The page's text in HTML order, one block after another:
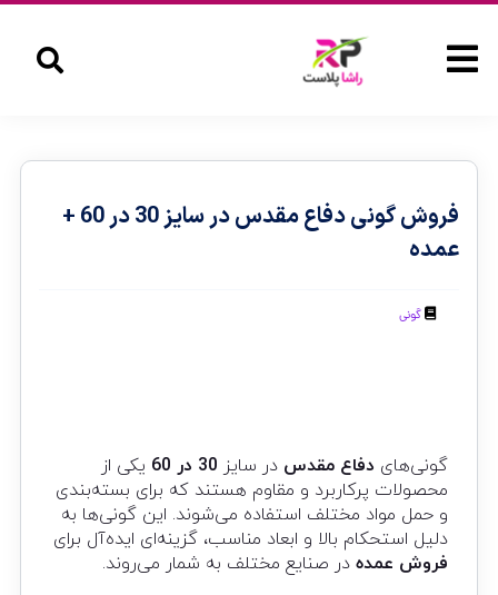
فروش گونی دفاع مقدس در سایز 30 در 60 +
عمده
گونی
گونی‌های دفاع مقدس در سایز 30 در 60
یکی از
محصولات پرکاربرد و مقاوم هستند که برای بسته‌بندی
و حمل مواد مختلف استفاده می‌شوند. این گونی‌ها به
دلیل استحکام بالا و ابعاد مناسب، گزینه‌ای ایده‌آل برای
فروش عمده در صنایع مختلف به شمار می‌روند.